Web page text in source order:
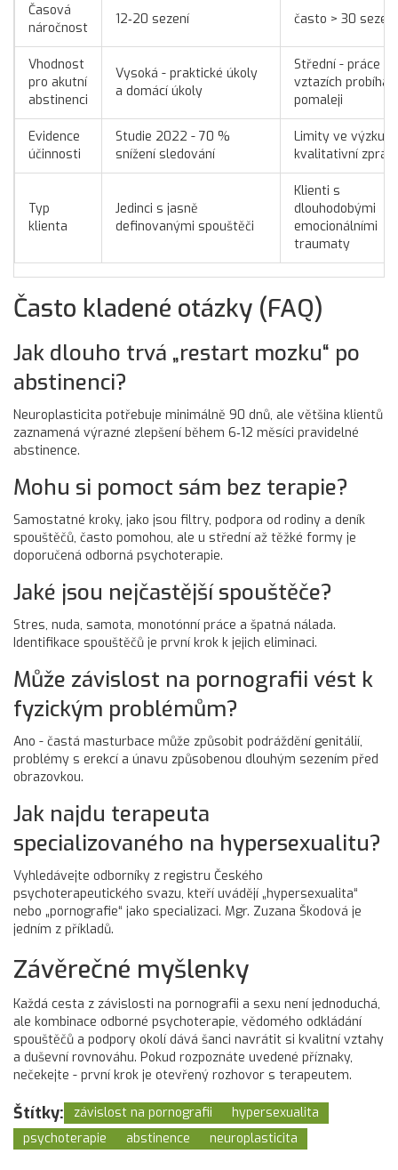
Časová
náročnost
12‑20 sezení často > 30 sezení
Vhodnost
pro akutní
abstinenci
Vysoká - praktické úkoly
a domácí úkoly
Střední - práce na
vztazích probíhá
pomaleji
Evidence
účinnosti
Studie 2022 - 70 %
snížení sledování
Limity ve
kvalitativní
Typ
klienta
Jedinci s jasně
definovanými spouštěči
Klienti s
dlouhodobými
emocionálními
traumaty
Často kladené otázky (FAQ)
Jak dlouho trvá „restart mozku“ po
abstinenci?
Neuroplasticita potřebuje minimálně 90 dnů, ale většina klientů
zaznamená výrazné zlepšení během 6‑12 měsíci pravidelné
abstinence.
Mohu si pomoct sám bez terapie?
Samostatné kroky, jako jsou filtry, podpora od rodiny a deník
spouštěčů, často pomohou, ale u střední až těžké formy je
doporučená odborná psychoterapie.
Jaké jsou nejčastější spouštěče?
Stres, nuda, samota, monotónní práce a špatná nálada.
Identifikace spouštěčů je první krok k jejich eliminaci.
Může závislost na pornografii vést k
fyzickým problémům?
Ano - častá masturbace může způsobit podráždění genitálií,
problémy s erekcí a únavu způsobenou dlouhým sezením před
obrazovkou.
Jak najdu terapeuta
specializovaného na hypersexualitu?
Vyhledávejte odborníky z registru Českého
psychoterapeutického svazu, kteří uvádějí „hypersexualita“
nebo „pornografie“ jako specializaci. Mgr. Zuzana Škodová je
jedním z příkladů.
Závěrečné myšlenky
Každá cesta z závislosti na pornografii a sexu není jednoduchá,
ale kombinace odborné psychoterapie, vědomého odkládání
spouštěčů a podpory okolí dává šanci navrátit si kvalitní vztahy
a duševní rovnováhu. Pokud rozpoznáte uvedené příznaky,
nečekejte - první krok je otevřený rozhovor s terapeutem.
Štítky: závislost na pornografii
hypersexualita
psychoterapie
abstinence neuroplasticita